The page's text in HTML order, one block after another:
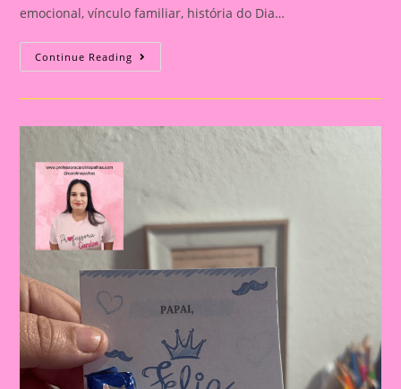
emocional, vínculo familiar, história do Dia…
Continue Reading Atividade
Para
Dia
Dia
Aprendizado
Educação
Infantil
Fundamental